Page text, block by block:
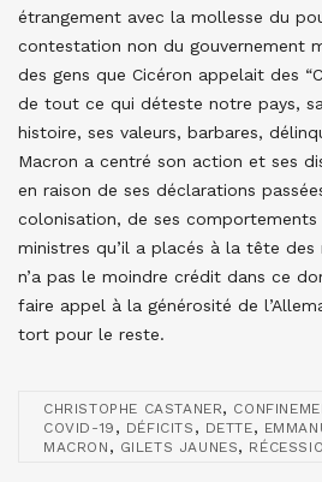
étrangement avec la mollesse du
contestation non du gouvernement
des gens que Cicéron appelait des
de tout ce qui déteste notre pays,
histoire, ses valeurs, barbares,
Macron a centré son action et ses
en raison de ses déclarations
colonisation, de ses comportements
ministres qu’il a placés à la tête des
n’a pas le moindre crédit dans ce
faire appel à la générosité de
tort pour le reste.
CHRISTOPHE CASTANER,
COVID-19 , DÉFICITS , DETTE,
MACRON , GILETS JAUNES,